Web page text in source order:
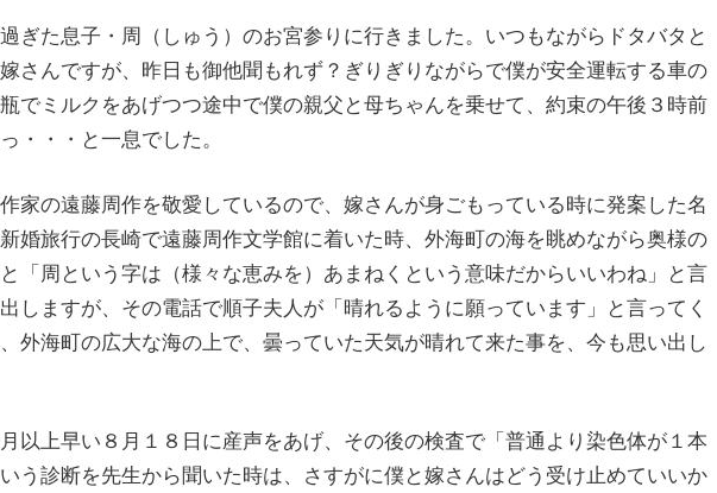
ぎた息子・周（しゅう）のお宮参りに行きました。いつもながらドタバタと
さんですが、昨日も御他聞もれず？ぎりぎりながらで僕が安全運転する車の
でミルクをあげつつ途中で僕の親父と母ちゃんを乗せて、約束の午後３時前
・・・と一息でした。
家の遠藤周作を敬愛しているので、嫁さんが身ごもっている時に発案した名
婚旅行の長崎で遠藤周作文学館に着いた時、外海町の海を眺めながら奥様の
「周という字は（様々な恵みを）あまねくという意味だからいいわね」と言
しますが、その電話で順子夫人が「晴れるように願っています」と言ってく
外海町の広大な海の上で、曇っていた天気が晴れて来た事を、今も思い出し
以上早い８月１８日に産声をあげ、その後の検査で「普通より染色体が１本
う診断を先生から聞いた時は、さすがに僕と嫁さんはどう受け止めていいか